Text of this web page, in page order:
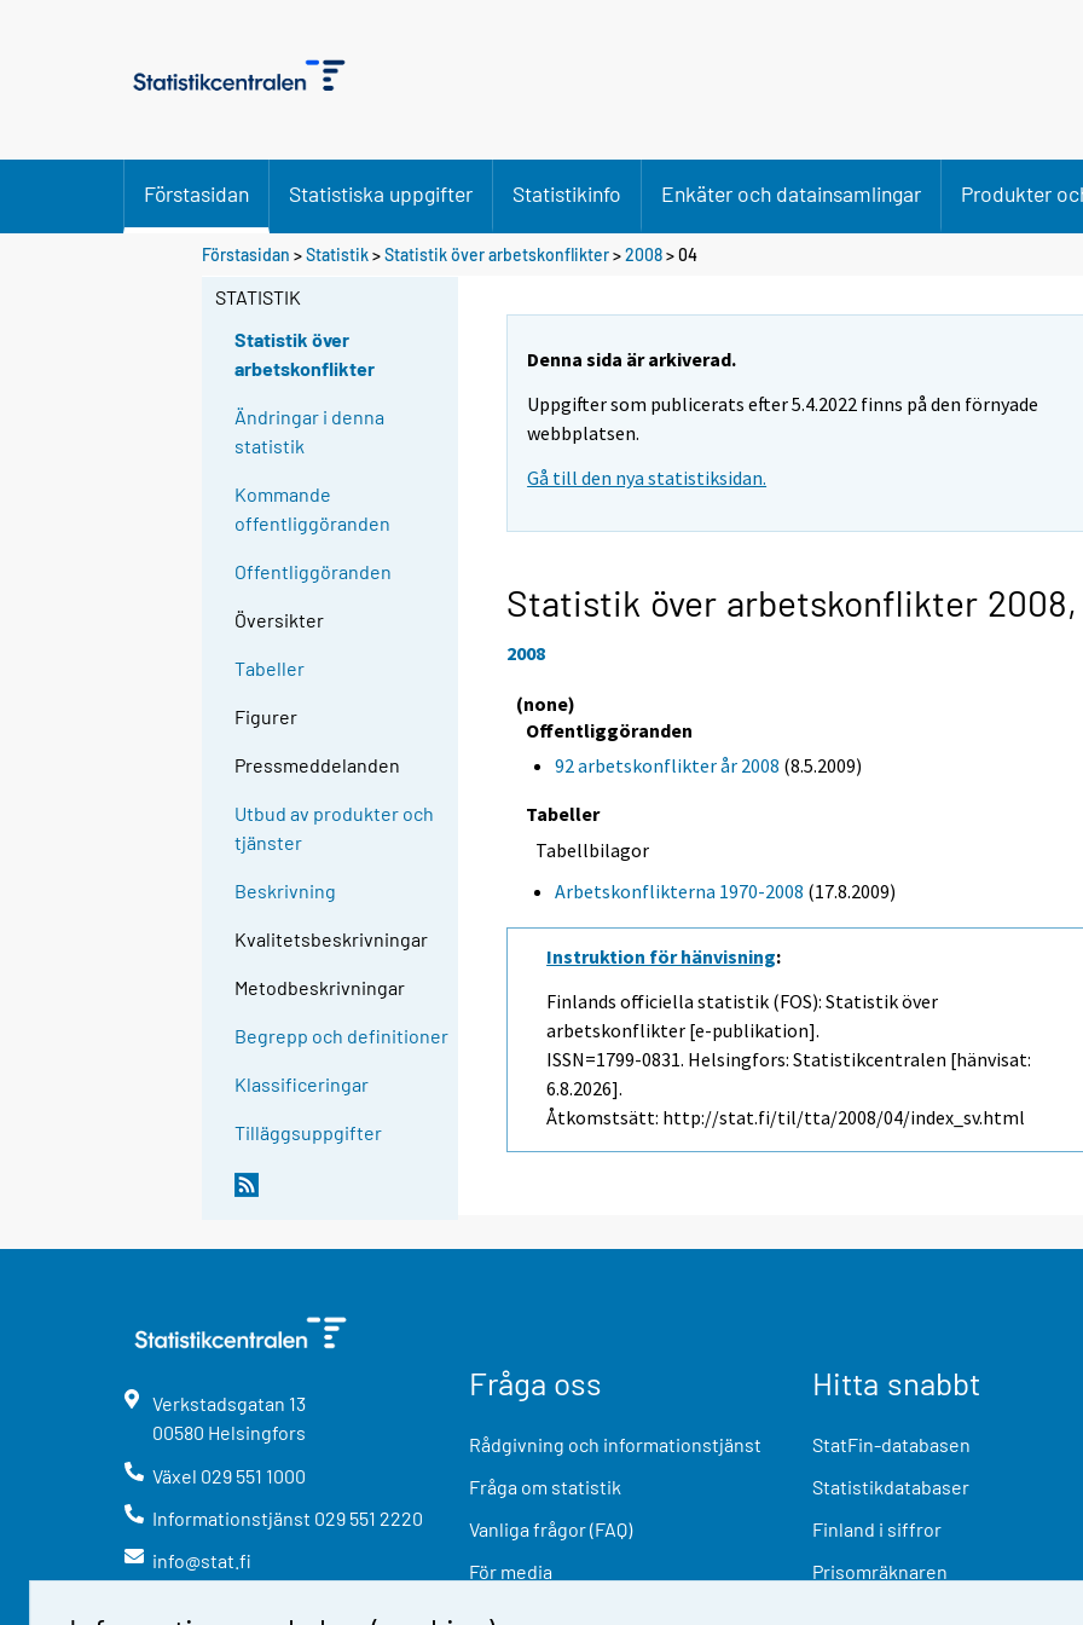
Förstasidan Statistiska uppgifter Statistikinfo Enkäter och datainsamlingar Produkter
Förstasidan >Statistik>Statistik över arbetskonflikter>2008>04
STATISTIK
Statistik över
arbetskonflikter
Ändringar i denna
statistik
Kommande
offentliggöranden
Offentliggöranden
Översikter
Tabeller
Figurer
Pressmeddelanden
Utbud av produkter och
tjänster
Beskrivning
Kvalitetsbeskrivningar
Metodbeskrivningar
Begrepp och definitioner
Klassificeringar
Tilläggsuppgifter
Denna sida är arkiverad.
Uppgifter som publicerats efter 5.4.2022 finns på den förnyade
webbplatsen.
Gå till den nya statistiksidan.
Statistik över arbetskonflikter
2008
(none)
Offentliggöranden
92 arbetskonflikter år 2008 (8.5.2009)
Tabeller
Tabellbilagor
Arbetskonflikterna 1970-2008 (17.8.2009)
Instruktion för hänvisning:
Finlands officiella statistik (FOS): Statistik över
arbetskonflikter [e-publikation].
ISSN=1799-0831. Helsingfors: Statistikcentralen [hänvisat:
6.8.2026].
Åtkomstsätt: http://stat.fi/til/tta/2008/04/index_sv.html
Verkstadsgatan 13
00580 Helsingfors
Växel 029 551 1000
Informationstjänst 029 551 2220
info@stat.fi
Fråga oss
Rådgivning och informationstjänst
Fråga om statistik
Vanliga frågor (FAQ)
För media
Hitta snabbt
StatFin-databasen
Statistikdatabaser
Finland i siffror
Prisomräknaren